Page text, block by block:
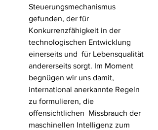
Steuerungsmechanismus
gefunden, der für
Konkurrenzfähigkeit in der
technologischen Entwicklung
einerseits und  für Lebensqualität
andererseits sorgt. Im Moment
begnügen wir uns damit,
international anerkannte Regeln
zu formulieren, die
offensichtlichen  Missbrauch der
maschinellen Intelligenz zum